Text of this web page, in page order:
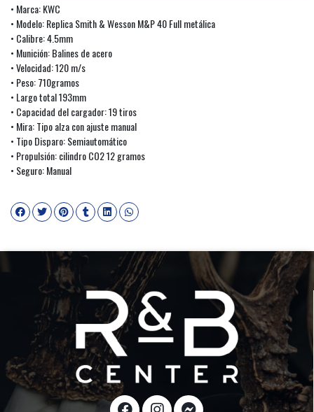
• Marca: KWC
• Modelo: Replica Smith & Wesson M&P 40 Full metálica
• Calibre: 4.5mm
• Munición: Balines de acero
• Velocidad: 120 m/s
• Peso: 710gramos
• Largo total 193mm
• Capacidad del cargador: 19 tiros
• Mira: Tipo alza con ajuste manual
• Tipo Disparo: Semiautomático
• Propulsión: cilindro CO2 12 gramos
• Seguro: Manual